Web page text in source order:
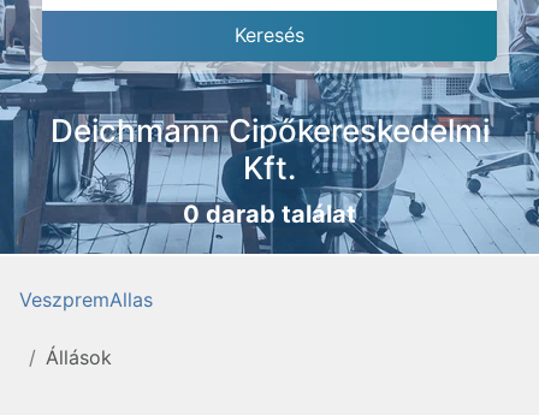
Deichmann Cipőkereskedelmi
Kft.
0 darab találat
VeszpremAllas
Állások